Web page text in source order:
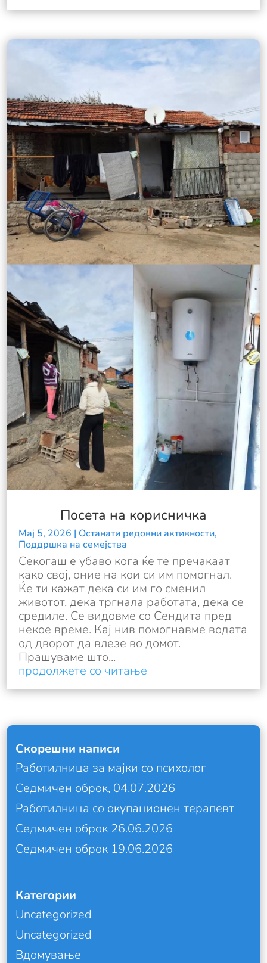
Посета на корисничка
Мај 5, 2026 | Останати редовни активности,
Поддршка на семејства
Секогаш е убаво кога ќе те пречакаат
како свој, оние на кои си им помогнал.
Ќе ти кажат дека си им го сменил
животот, дека тргнала работата, дека се
средиле. Се видовме со Сендита пред
некое време. Кај нив помогнавме водата
од дворот да влезе во домот.
Прашуваме што...
продолжете со читање
Скорешни написи
Работилница за мајки со психолог
Седмичен оброк, 04.07.2026
Работилница со окупационен терапевт
Седмичен оброк 26.06.2026
Седмичен оброк 19.06.2026
Категории
Uncategorized
Uncategorized
Вдомување